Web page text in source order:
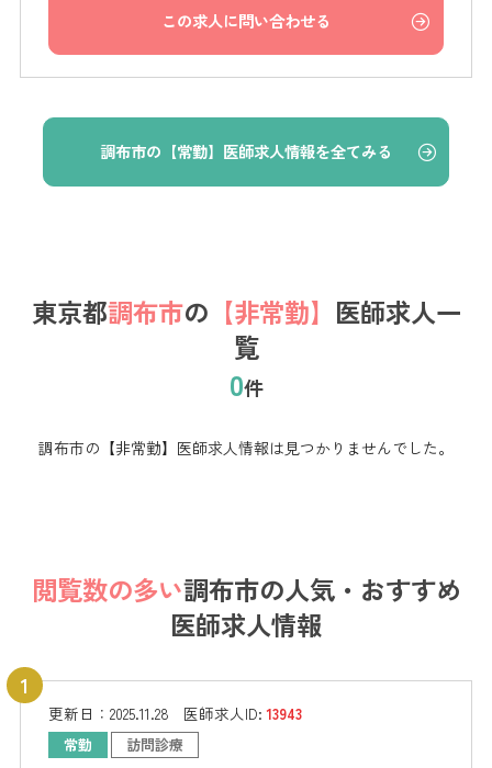
この求人に問い合わせる
調布市の【常勤】医師求人情報を全てみる
東京都調布市の 【非常勤】 医師求人一
覧
0件
調布市の【非常勤】医師求人情報は見つかりませんでした。
閲覧数の多い調布市の人気・おすすめ
医師求人情報
更新日： 2025.11.28 医師求人ID:13943
常勤 訪問診療